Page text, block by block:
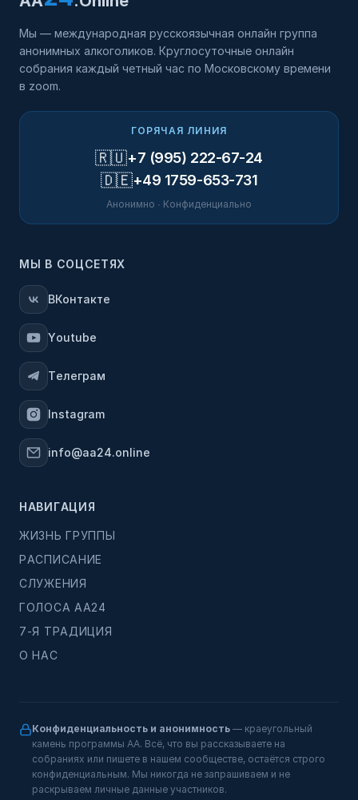
Мы — международная русскоязычная онлайн группа
анонимных алкоголиков. Круглосуточные онлайн
собрания каждый четный час по Московскому времени
в zoom.
ГОРЯЧАЯ ЛИНИЯ
🇷🇺+7 (995) 222-67-24
🇩🇪+49 1759-653-731
Анонимно · Конфиденциально
МЫ В СОЦСЕТЯХ
ВКонтакте
Youtube
Телеграм
Instagram
info@aa24.online
НАВИГАЦИЯ
ЖИЗНЬ ГРУППЫ
РАСПИСАНИЕ
СЛУЖЕНИЯ
ГОЛОСА АА24
7-Я ТРАДИЦИЯ
О НАС
Конфиденциальность и анонимность — краеугольный
камень программы АА. Всё, что вы рассказываете на
собраниях или пишете в нашем сообществе, остаётся строго
конфиденциальным. Мы никогда не запрашиваем и не
раскрываем личные данные участников.